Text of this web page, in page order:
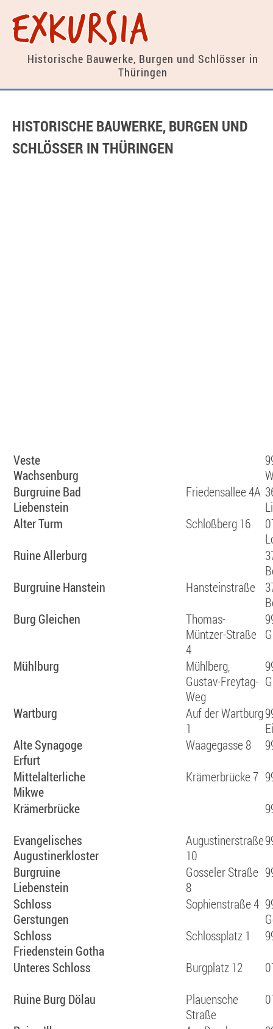
exkursia
Historische Bauwerke, Burgen und Schlösser in
Thüringen
HISTORISCHE BAUWERKE, BURGEN UND
SCHLÖSSER IN THÜRINGEN
Veste
Wachsenburg
Burgruine Bad
Liebenstein
Friedensallee 4A
Alter Turm
Schloßberg 16
Ruine Allerburg
Burgruine Hanstein
Hansteinstraße
Burg Gleichen
Thomas-
Müntzer-Straße
4
Mühlburg
Mühlberg,
Gustav-Freytag-
Weg
Wartburg
Auf der Wartburg
1
Alte Synagoge
Erfurt
Waagegasse 8
Mittelalterliche
Mikwe
Krämerbrücke 7
Krämerbrücke
Evangelisches
Augustinerkloster
Augustinerstraße
10
Burgruine
Liebenstein
Gosseler Straße
8
Schloss
Gerstungen
Sophienstraße 4
Schloss
Friedenstein Gotha
Schlossplatz 1
Unteres Schloss
Burgplatz 12
Ruine Burg Dölau
Plauensche
Straße